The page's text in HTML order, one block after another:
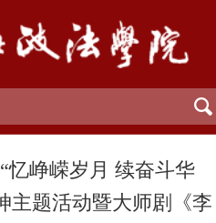
忆峥嵘岁月 续奋斗华
主题活动暨大师剧《李